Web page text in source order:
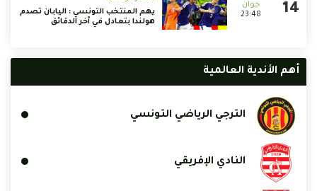
23:48
يهم المنتخب التونسي : اليابان تصدم
هولندا بتعادل في آخر الدقائق
أهم الأندية العالمية
الترجي الرياضي التونسي
النادي الإفريقي